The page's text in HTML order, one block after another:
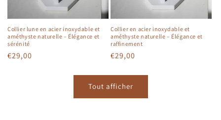
Collier lune en acier inoxydable et
améthyste naturelle – Élégance et
sérénité
Prix
€29,00
Collier en acier inoxydable et
améthyste naturelle – Élégance et
raffinement
Prix
€29,00
Tout afficher